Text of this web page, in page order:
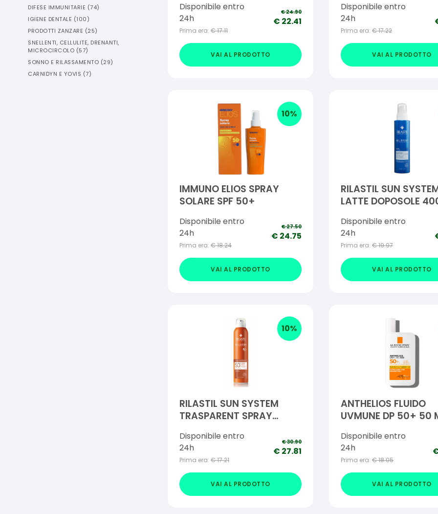
DIFESE IMMUNITARIE (74)
IGIENE DENTALE (100)
PRODOTTI ZANZARE (25)
SNELLENTI, CELLULITE, DRENANTI,
MICROCIRCOLO (57)
SONNO E RILASSAMENTO (29)
CARNIDYN E YOVIS (7)
Disponibile entro
24h
Prima era: €17.11
€24.90
€ 22.41
VAI AL PRODOTTO
Disponibile entro
24h
Prima era: €17.22
VAI AL PRODOTTO
10%
IMMUNO ELIOS SPRAY
SOLARE SPF 50+
Disponibile entro
24h
Prima era: €18.24
€27.50
€ 24.75
VAI AL PRODOTTO
RILASTIL SUN
LATTE DOPOSOLE
Disponibile entro
24h
Prima era: €19.97
VAI AL PRODOTTO
10%
RILASTIL SUN SYSTEM
TRASPARENT SPRAY
Disponibile entro
24h
Prima era: €17.21
€30.90
€ 27.81
VAI AL PRODOTTO
ANTHELIOS FLUIDO
UVMUNE DP 50+ 50
Disponibile entro
24h
Prima era: €18.05
VAI AL PRODOTTO